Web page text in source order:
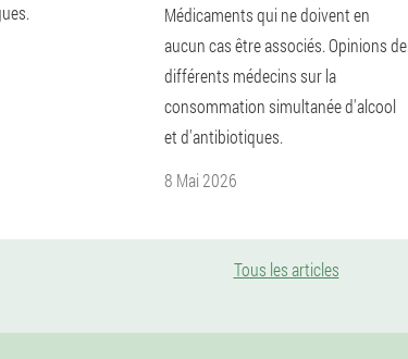
Médicaments qui ne doivent en
aucun cas être associés. Opinions de
différents médecins sur la
consommation simultanée d'alcool
et d'antibiotiques.
8 Mai 2026
Tous les articles